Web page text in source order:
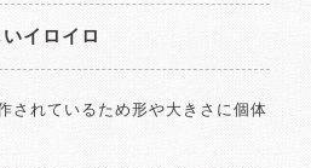
イロイロ
されているため形や大きさに個体